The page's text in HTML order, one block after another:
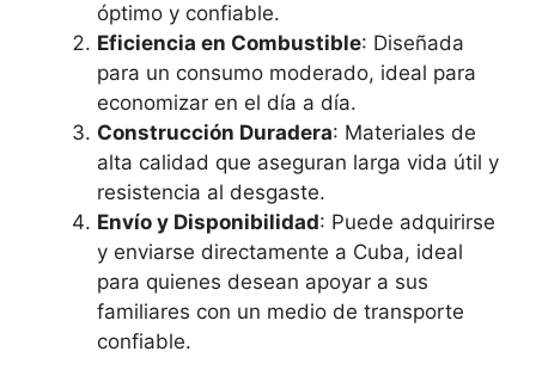
óptimo y confiable.
Eficiencia en Combustible: Diseñada
para un consumo moderado, ideal para
economizar en el día a día.
Construcción Duradera: Materiales de
alta calidad que aseguran larga vida útil y
resistencia al desgaste.
Envío y Disponibilidad: Puede adquirirse
y enviarse directamente a Cuba, ideal
para quienes desean apoyar a sus
familiares con un medio de transporte
confiable.